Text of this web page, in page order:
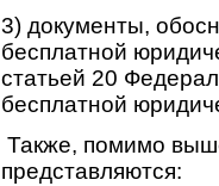
3) документы,
бесплатной
статьей 20
бесплатной
Также, помимо
представляются: